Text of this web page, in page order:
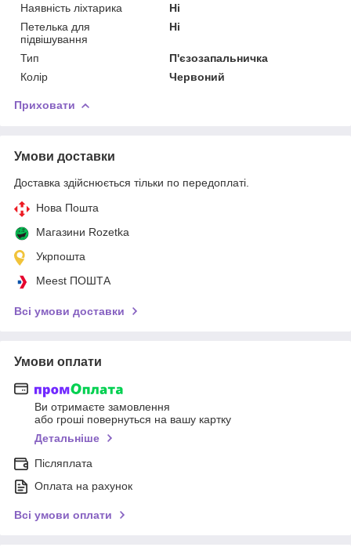
Наявність ліхтарика
Ні
Петелька для
підвішування
Ні
Тип
П'єзозапальничка
Колір
Червоний
Приховати
Умови доставки
Доставка здійснюється тільки по передоплаті.
Нова Пошта
Магазини Rozetka
Укрпошта
Meest ПОШТА
Всі умови доставки
Умови оплати
Ви отримаєте замовлення
або гроші повернуться на вашу картку
Детальніше
Післяплата
Оплата на рахунок
Всі умови оплати